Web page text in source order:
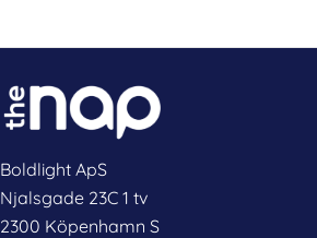
Boldlight ApS
Njalsgade 23C 1 tv
2300 Köpenhamn S